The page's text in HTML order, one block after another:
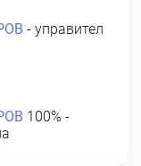
- управител
100% -